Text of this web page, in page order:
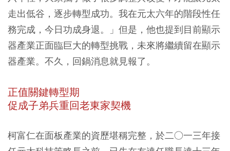
走出低谷，逐步轉型成功。我在元太六年的階段性任
務完成，今日功成身退。」但是，他也提到目前顯示
器產業正面臨巨大的轉型挑戰，未來將繼續留在顯示
器產業。不久，回鍋消息就見報了。
正值關鍵轉型期
促成子弟兵重回老東家契機
柯富仁在面板產業的資歷堪稱完整，於二○一三年接